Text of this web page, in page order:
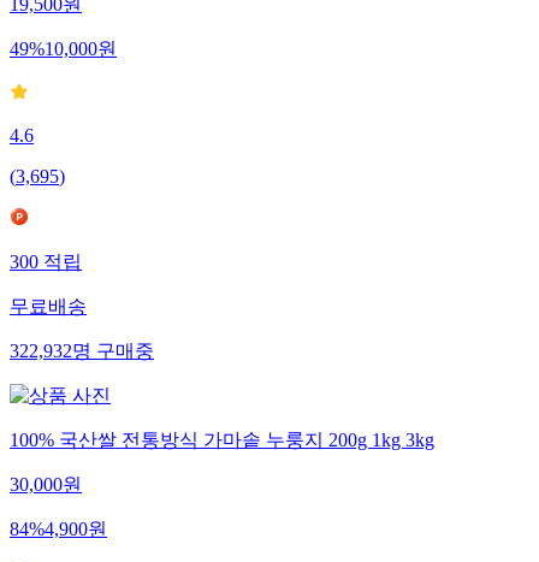
19,500원
49%10,000원
4.6
(3,695)
300적립
무료배송
322,932명구매중
100% 국산쌀 전통방식 가마솥 누룽지 200g 1kg 3kg
30,000원
84%4,900원